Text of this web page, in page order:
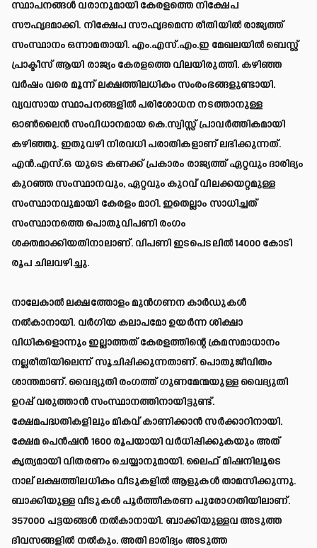
സ്ഥാപനങ്ങൾ വരാനുമായി കേരളത്തെ നിക്ഷേപ
സൗഹൃദമാക്കി. നിക്ഷേപ സൗഹൃദമെന്ന രീതിയിൽ രാജ്യത്ത്
സംസ്ഥാനം ഒന്നാമതായി. എം.എസ്.എം.ഇ മേഖലയിൽ ബെസ്റ്റ്
പ്രാക്ടീസ് ആയി രാജ്യം കേരളത്തെ വിലയിരുത്തി. കഴിഞ്ഞ
വർഷം വരെ മൂന്ന് ലക്ഷത്തിലധികം സംരംഭങ്ങളുണ്ടായി.
വ്യവസായ സ്ഥാപനങ്ങളിൽ പരിശോധന നടത്താനുള്ള
ഓൺലൈൻ സംവിധാനമായ കെ.സ്വിസ്സ് പ്രാവർത്തികമായി
കഴിഞ്ഞു. ഇതുവഴി നിരവധി പരാതികളാണ് ലഭിക്കുന്നത്.
എൻ.എസ്.ഒ യുടെ കണക്ക് പ്രകാരം രാജ്യത്ത് ഏറ്റവും ദാരിദ്യം
കുറഞ്ഞ സംസ്ഥാനവും, ഏറ്റവും കുറവ് വിലക്കയറ്റമുള്ള
സംസ്ഥാനവുമായി കേരളം മാറി. ഇതെല്ലാം സാധിച്ചത്
സംസ്ഥാനത്തെ പൊതുവിപണി രംഗം
ശക്തമാക്കിയതിനാലാണ്. വിപണി ഇടപെടലിൽ 14000 കോടി
രൂപ ചിലവഴിച്ചു.
നാലേകാൽ ലക്ഷത്തോളം മുൻഗണന കാർഡുകൾ
നൽകാനായി. വർഗിയ കലാപമോ ഉയർന്ന ശിക്ഷാ
വിധികളൊന്നും ഇല്ലാത്തത് കേരളത്തിന്റെ ക്രമസമാധാനം
നല്ലരീതിയിലെന്ന് സൂചിപ്പിക്കുന്നതാണ്. പൊതുജീവിതം
ശാന്തമാണ്. വൈദ്യുതി രംഗത്ത് ഗുണമേന്മയുള്ള വൈദ്യുതി
ഉറപ്പ് വരുത്താൻ സംസ്ഥാനത്തിനായിട്ടുണ്ട്.
ക്ഷേമപദ്ധതികളിലും മികവ് കാണിക്കാൻ സർക്കാറിനായി.
ക്ഷേമ പെൻഷൻ 1600 രൂപയായി വർധിപ്പിക്കുകയും അത്
കൃത്യമായി വിതരണം ചെയ്യാനുമായി. ലൈഫ് മിഷനിലൂടെ
നാല് ലക്ഷത്തിലധികം വീടുകളിൽ ആളുകൾ താമസിക്കുന്നു.
ബാക്കിയുള്ള വീടുകൾ പൂർത്തീകരണ പുരോഗതിയിലാണ്.
357000 പട്ടയങ്ങൾ നൽകാനായി. ബാക്കിയുള്ളവ അടുത്ത
ദിവസങ്ങളിൽ നൽകും. അതി ദാരിദ്യം അടുത്ത